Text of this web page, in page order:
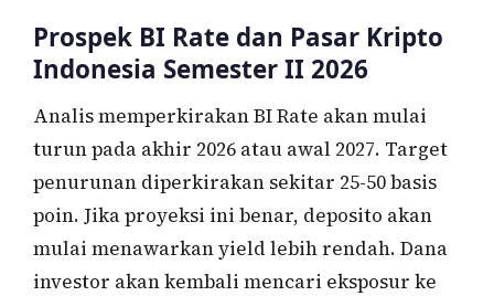
Prospek BI Rate dan Pasar Kripto
Indonesia Semester II 2026
Analis memperkirakan BI Rate akan mulai
turun pada akhir 2026 atau awal 2027. Target
penurunan diperkirakan sekitar 25-50 basis
poin. Jika proyeksi ini benar, deposito akan
mulai menawarkan yield lebih rendah. Dana
investor akan kembali mencari eksposur ke